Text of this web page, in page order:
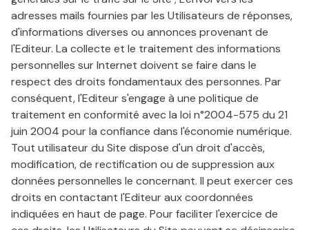
adresses mails fournies par les Utilisateurs de réponses,
d'informations diverses ou annonces provenant de
l'Editeur. La collecte et le traitement des informations
personnelles sur Internet doivent se faire dans le
respect des droits fondamentaux des personnes. Par
conséquent, l'Editeur s'engage à une politique de
traitement en conformité avec la loi n°2004-575 du 21
juin 2004 pour la confiance dans l'économie numérique.
Tout utilisateur du Site dispose d'un droit d'accès,
modification, de rectification ou de suppression aux
données personnelles le concernant. Il peut exercer ces
droits en contactant l'Editeur aux coordonnées
indiquées en haut de page. Pour faciliter l'exercice de